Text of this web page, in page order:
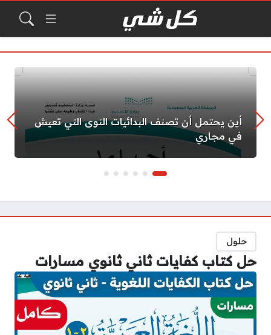
أين يحتمل أن تصنف البدائيات النوى التي تعيش
في مجاري
حلول
حل كتاب كفايات ثاني ثانوي مسارات